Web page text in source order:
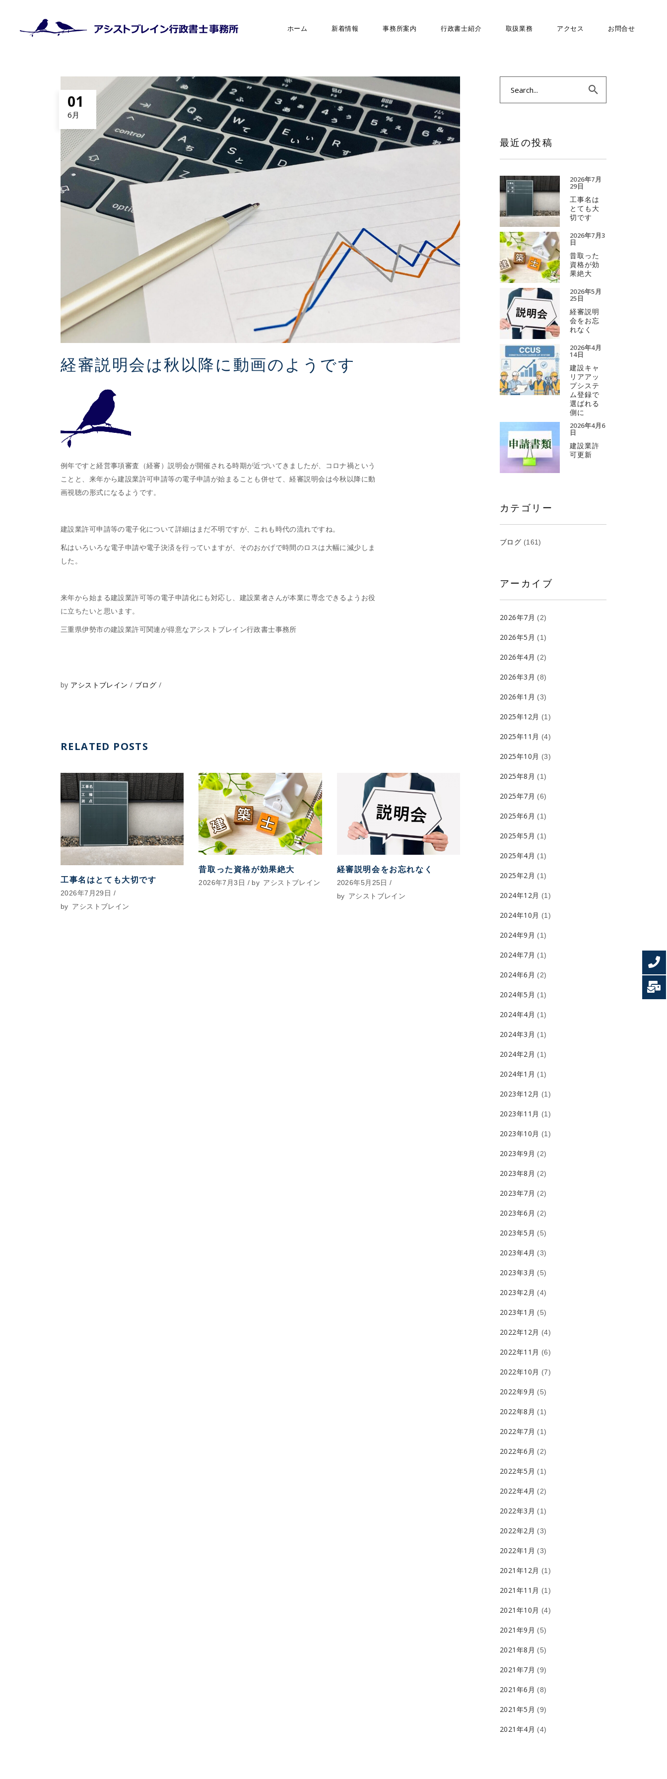
ホーム 新着情報 事務所案内 行政書士紹介 取扱業務 アクセス お問合せ
01
6月
経審説明会は秋以降に動画のようです
例年ですと経営事項審査（経審）説明会が開催される時期が近づいてきましたが、コロナ禍という
ことと、来年から建設業許可申請等の電子申請が始まることも併せて、経審説明会は今秋以降に動
画視聴の形式になるようです。
建設業許可申請等の電子化について詳細はまだ不明ですが、これも時代の流れですね。
私はいろいろな電子申請や電子決済を行っていますが、そのおかげで時間のロスは大幅に減少しま
した。
来年から始まる建設業許可等の電子申請化にも対応し、建設業者さんが本業に専念できるようお役
に立ちたいと思います。
三重県伊勢市の建設業許可関連が得意なアシストブレイン行政書士事務所
by アシストブレイン ブログ
RELATED POSTS
工事名はとても大切です
2026年7月29日
by アシストブレイン
昔取った資格が効果絶大
2026年7月3日 by アシストブレイン
経審説明会をお忘れなく
2026年5月25日
by アシストブレイン
最近の投稿
2026年7月
29日
工事名は
とても大
切です
2026年7月3
日
昔取った
資格が効
果絶大
2026年5月
25日
経審説明
会をお忘
れなく
2026年4月
14日
建設キャ
リアアッ
プシステ
ム登録で
選ばれる
側に
2026年4月6
日
建設業許
可更新
カテゴリー
ブログ (161)
アーカイブ
2026年7月 (2)
2026年5月 (1)
2026年4月 (2)
2026年3月 (8)
2026年1月 (3)
2025年12月 (1)
2025年11月 (4)
2025年10月 (3)
2025年8月 (1)
2025年7月 (6)
2025年6月 (1)
2025年5月 (1)
2025年4月 (1)
2025年2月 (1)
2024年12月 (1)
2024年10月 (1)
2024年9月 (1)
2024年7月 (1)
2024年6月 (2)
2024年5月 (1)
2024年4月 (1)
2024年3月 (1)
2024年2月 (1)
2024年1月 (1)
2023年12月 (1)
2023年11月 (1)
2023年10月 (1)
2023年9月 (2)
2023年8月 (2)
2023年7月 (2)
2023年6月 (2)
2023年5月 (5)
2023年4月 (3)
2023年3月 (5)
2023年2月 (4)
2023年1月 (5)
2022年12月 (4)
2022年11月 (6)
2022年10月 (7)
2022年9月 (5)
2022年8月 (1)
2022年7月 (1)
2022年6月 (2)
2022年5月 (1)
2022年4月 (2)
2022年3月 (1)
2022年2月 (3)
2022年1月 (3)
2021年12月 (1)
2021年11月 (1)
2021年10月 (4)
2021年9月 (5)
2021年8月 (5)
2021年7月 (9)
2021年6月 (8)
2021年5月 (9)
2021年4月 (4)